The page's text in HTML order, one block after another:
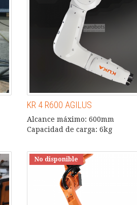
KR 4 R600 AGILUS
Alcance máximo: 600mm
Capacidad de carga: 6kg
No disponible